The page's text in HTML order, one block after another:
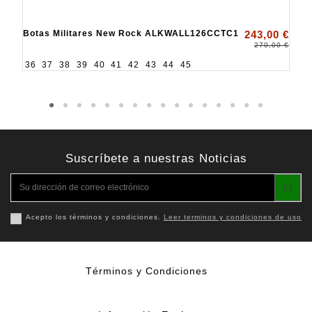
Botas Militares New Rock ALKWALL126CCTC1 243,00 €
270,00 €
36 37 38 39 40 41 42 43 44 45
Suscríbete a nuestras Noticias
Acepto los términos y condiciones. Leer terminos y condiciones de uso
Términos y Condiciones